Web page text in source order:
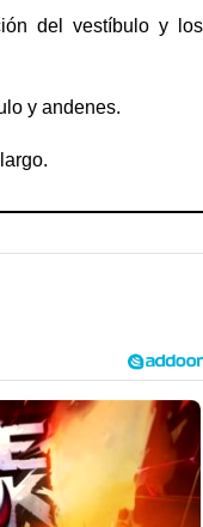
del vestíbulo y los
y andenes.